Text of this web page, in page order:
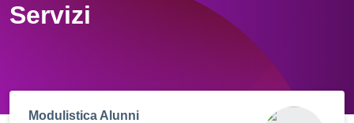
Servizi
Modulistica Alunni